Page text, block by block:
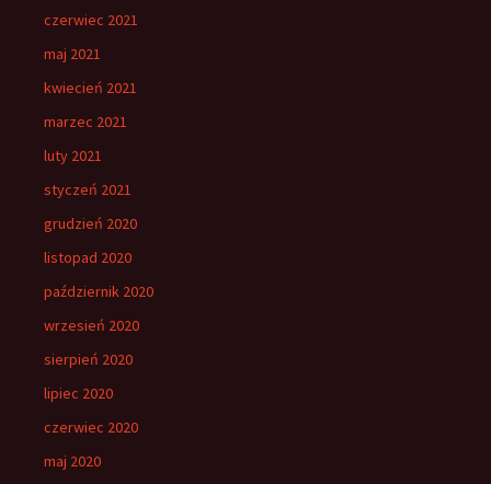
czerwiec 2021
maj 2021
kwiecień 2021
marzec 2021
luty 2021
styczeń 2021
grudzień 2020
listopad 2020
październik 2020
wrzesień 2020
sierpień 2020
lipiec 2020
czerwiec 2020
maj 2020